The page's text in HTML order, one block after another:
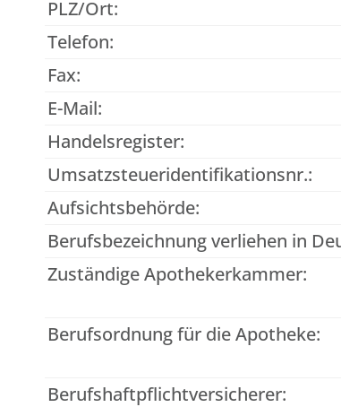
PLZ/Ort:
Telefon:
Fax:
E-Mail:
Handelsregister:
Umsatzsteueridentifikationsnr.:
Aufsichtsbehörde:
Berufsbezeichnung verliehen in
Zuständige Apothekerkammer:
Berufsordnung für die Apotheke:
Berufshaftpflichtversicherer: